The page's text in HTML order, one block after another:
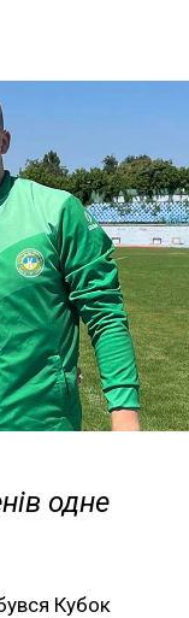
одне
Кубок